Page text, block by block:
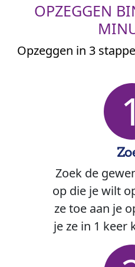
OPZEGGEN
Opzeggen in 3
1
Zoek de
op die je wilt
ze toe aan je
je ze in 1 keer